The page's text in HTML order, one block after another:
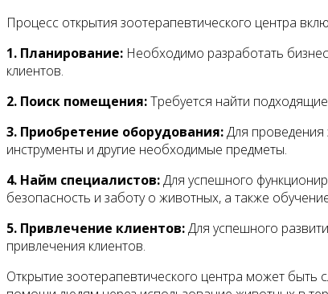
Процесс открытия зоотерапевтического центра
1. Планирование: Необходимо разработать
клиентов.
2. Поиск помещения:Требуется найти
3. Приобретение оборудования:Для проведения
инструменты и другие необходимые предметы.
4. Найм специалистов:Для успешного
безопасность и заботу о животных, а также
5. Привлечение клиентов:Для успешного
привлечения клиентов.
Открытие зоотерапевтического центра может